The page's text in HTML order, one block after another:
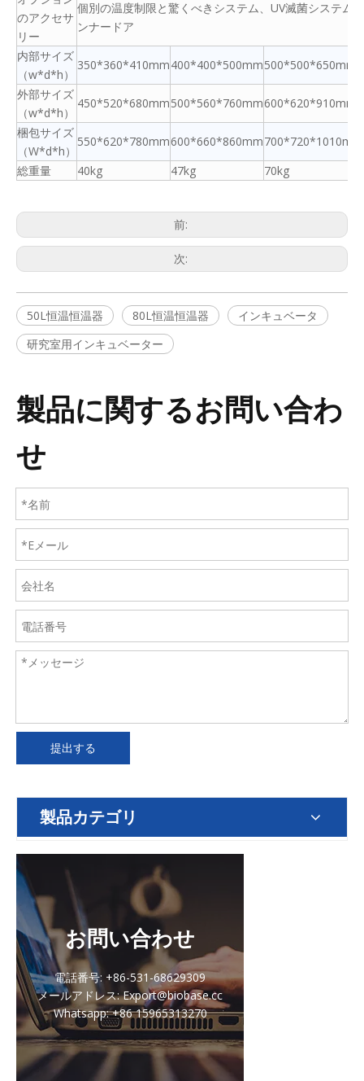
のアクセサ
リー
個別の温度制限と驚くべきシステム、UV滅菌システム
ンナードア
内部サイズ
（w*d*h）
350*360*410mm400*400*500mm500*500*650mm
外部サイズ
（w*d*h）
450*520*680mm500*560*760mm600*620*910mm
梱包サイズ
（W*d*h）
550*620*780mm600*660*860mm700*720*1010mm
総重量
40kg 47kg 70kg
前:
次:
50L恒温恒温器 80L恒温恒温器
インキュベータ
研究室用インキュベーター
製品に関するお問い合わ
せ
提出する
製品カテゴリ
お問い合わせ
電話番号: +86-531-68629309
メールアドレス: Export@biobase.cc
Whatsapp: +86 15965313270